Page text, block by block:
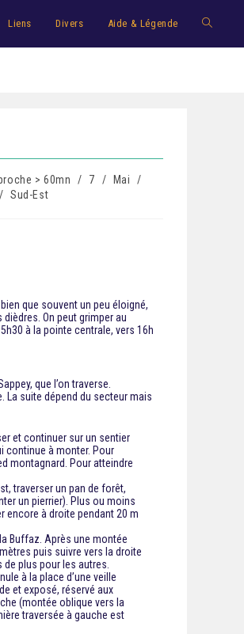
Liens Divers Aide & Légende
> 60mn / 7 / Mai
/
/ Sud-Est
que souvent un peu éloigné,
On peut grimper au
à la pointe centrale, vers 16h
que l’on traverse.
La suite dépend du secteur mais
et continuer sur un sentier
continue à monter. Pour
montagnard. Pour atteindre
traverser un pan de forêt,
un pierrier). Plus ou moins
encore à droite pendant 20 m
Buffaz. Après une montée
puis suivre vers la droite
plus pour les autres.
à la place d’une veille
et exposé, réservé aux
(montée oblique vers la
traversée à gauche est